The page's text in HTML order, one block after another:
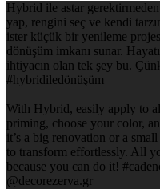
Hybrid ile astar
yap, rengini seç ve kendi
ister küçük bir yenileme
dönüşüm imkanı sunar.
ihtiyacın olan tek şey bu.
#hybridiledönüşüm
With Hybrid, easily apply to
priming, choose your color,
it’s a big renovation or a
to transform effortlessly. All
because you can do it!
@decorezerva.gr